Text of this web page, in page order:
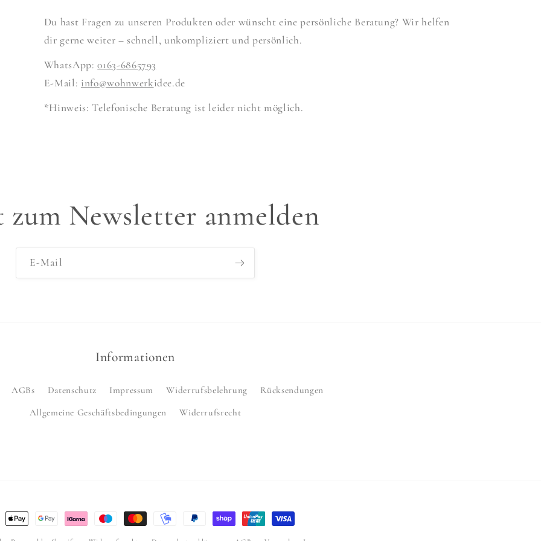
Du hast Fragen zu unseren Produkten oder wünscht eine persönliche Beratung? Wir helfen
dir gerne weiter – schnell, unkompliziert und persönlich.
WhatsApp:0163-6865793
E-Mail: info@wohnwerkidee.de
*Hinweis: Telefonische Beratung ist leider nicht möglich.
zum Newsletter anmelden
E-Mail
Informationen
AGBs Datenschutz Impressum Widerrufsbelehrung Rücksendungen
Allgemeine Geschäftsbedingungen Widerrufsrecht